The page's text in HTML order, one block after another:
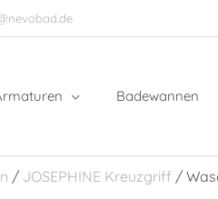
Badewannen
/ JOSEPHINE Kreuzgriff /